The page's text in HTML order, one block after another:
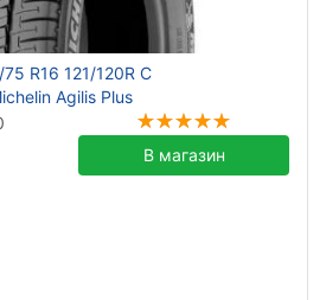
R16 121/120R C
Agilis Plus
В магазин